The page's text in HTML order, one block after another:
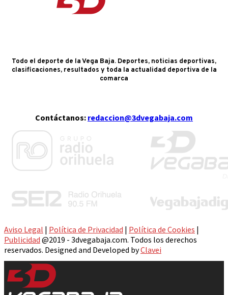
Todo el deporte de la Vega Baja. Deportes, noticias deportivas,
clasificaciones, resultados y toda la actualidad deportiva de la
comarca
Contáctanos: redaccion@3dvegabaja.com
Aviso Legal | Política de Privacidad | Política de Cookies |
Publicidad @2019 - 3dvegabaja.com. Todos los derechos
reservados. Designed and Developed byClavei